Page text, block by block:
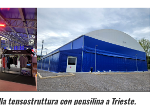
tensostruttura con pensilina a Trieste.